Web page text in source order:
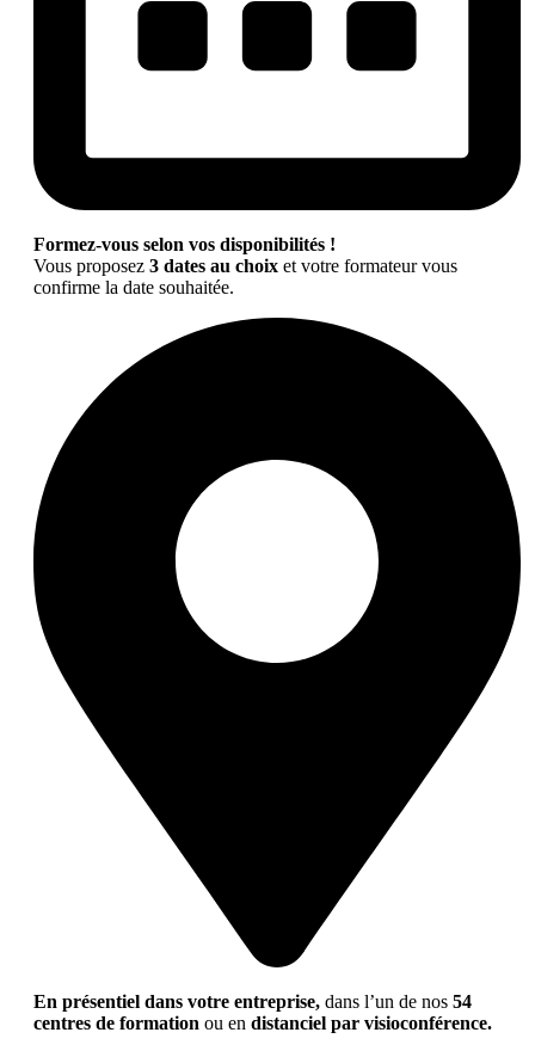
Formez-vous selon vos disponibilités !
Vous proposez 3 dates au choix et votre formateur vous
confirme la date souhaitée.
En présentiel dans votre entreprise, dans l’un de nos 54
centres de formation ou en distanciel par visioconférence.